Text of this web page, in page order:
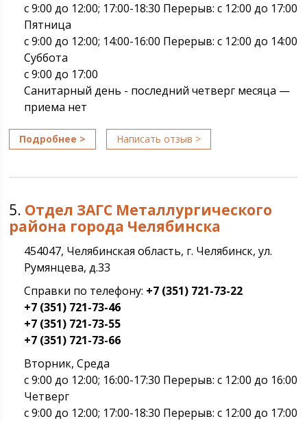
с 9:00 до 12:00; 17:00-18:30 Перерыв: с 12:00 до 17:00
Пятница
с 9:00 до 12:00; 14:00-16:00 Перерыв: с 12:00 до 14:00
Суббота
с 9:00 до 17:00
Санитарный день - последний четверг месяца —
приема нет
Подробнее > Написать отзыв >
5. Отдел ЗАГС Металлургического
района города Челябинска
454047, Челябинская область, г. Челябинск, ул.
Румянцева, д.33
Справки по телефону: +7 (351) 721-73-22
+7 (351) 721-73-46
+7 (351) 721-73-55
+7 (351) 721-73-66
Вторник, Среда
с 9:00 до 12:00; 16:00-17:30 Перерыв: с 12:00 до 16:00
Четверг
с 9:00 до 12:00; 17:00-18:30 Перерыв: с 12:00 до 17:00